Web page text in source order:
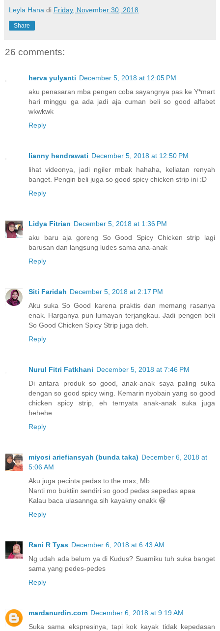
Leyla Hana di Friday, November 30, 2018
Share
26 comments:
herva yulyanti December 5, 2018 at 12:05 PM
aku penasaran mba pengen coba sayangnya pas ke Y*mart
hari minggu ga ada jadi aja cuman beli so good alfabet
wkwkwk
Reply
lianny hendrawati December 5, 2018 at 12:50 PM
lihat videonya, jadi ngiler mbak hahaha, keliatan renyah
banget. Pengin beli juga so good spicy chicken strip ini :D
Reply
Lidya Fitrian December 5, 2018 at 1:36 PM
aku baru aja goreng So Good Spicy Chicken strip lagi
barusan dan langsung ludes sama ana-anak
Reply
Siti Faridah December 5, 2018 at 2:17 PM
Aku suka So Good karena praktis dan memang rasanya
enak. Harganya pun lumayan terjangkau. Jadi pengen beli
So Good Chicken Spicy Strip juga deh.
Reply
Nurul Fitri Fatkhani December 5, 2018 at 7:46 PM
Di antara produk so good, anak-anak saya paling suka
dengan so good spicy wing. Kemarin nyobain yang so good
chicken spicy strip, eh ternyata anak-anak suka juga
hehehe
Reply
miyosi ariefiansyah (bunda taka) December 6, 2018 at
5:06 AM
Aku juga pecinta pedas to the max, Mb
Nanti mo buktiin sendiri so good pedas sepedas apaa
Kalau baca ulasannga sih kayakny enakk 😀
Reply
Rani R Tyas December 6, 2018 at 6:43 AM
Ng udah ada belum ya di Kudus? Suamiku tuh suka banget
sama yang pedes-pedes
Reply
mardanurdin.com December 6, 2018 at 9:19 AM
Suka sama ekspresinya, tapi kok kayak tidak kepedasan